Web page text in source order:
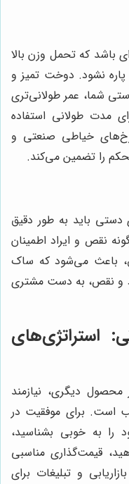
باشد که تحمل وزن بالا
پاره نشود. دوخت تمیز و
شما، عمر طولانی‌تری
مدت طولانی استفاده
خیاطی صنعتی و
را تضمین می‌کند.
دستی باید به طور دقیق
نقص و ایراد اطمینان
باعث می‌شود که ساک
و نقص، به دست مشتری
استراتژی‌های
دیگری، نیازمند
است. برای موفقیت در
را به خوبی بشناسید،
قیمت‌گذاری مناسبی
و تبلیغات برای